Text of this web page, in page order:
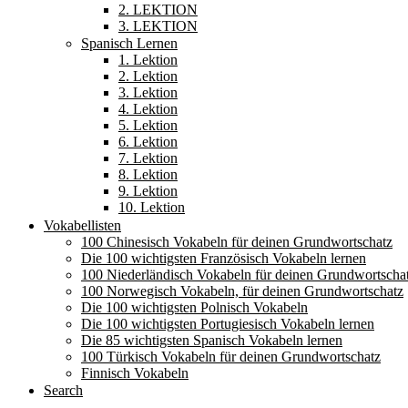
2. LEKTION
3. LEKTION
Spanisch Lernen
1. Lektion
2. Lektion
3. Lektion
4. Lektion
5. Lektion
6. Lektion
7. Lektion
8. Lektion
9. Lektion
10. Lektion
Vokabellisten
100 Chinesisch Vokabeln für deinen Grundwortschatz
Die 100 wichtigsten Französisch Vokabeln lernen
100 Niederländisch Vokabeln für deinen
100 Norwegisch Vokabeln, für deinen Grundwortschatz
Die 100 wichtigsten Polnisch Vokabeln
Die 100 wichtigsten Portugiesisch Vokabeln lernen
Die 85 wichtigsten Spanisch Vokabeln lernen
100 Türkisch Vokabeln für deinen Grundwortschatz
Finnisch Vokabeln
Search